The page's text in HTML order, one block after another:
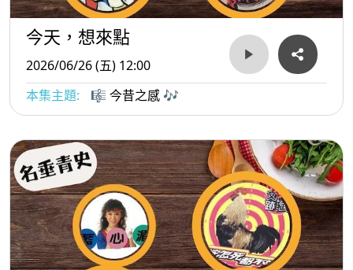
今天，想來點
2026/06/26 (五) 12:00
本集主題:
🎼 今昔之感 🎶